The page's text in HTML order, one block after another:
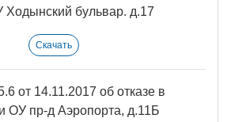
Ходынский бульвар. д.17
Скачать
от 14.11.2017 об отказе в
ОУ пр-д Аэропорта, д.11Б